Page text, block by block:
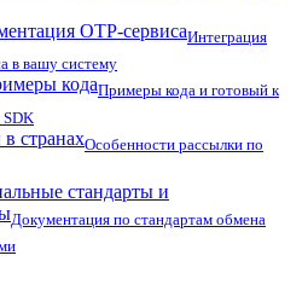
OTP-сервисаИнтеграция
в вашу систему
кодаПримеры кода и готовый к
SDK
странахОсобенности рассылки по
стандарты и
Документация по стандартам обмена